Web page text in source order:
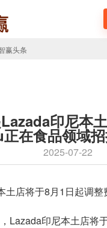
赢头条
印尼本
在食品领域
2025-07-22
土店将于8月1日起调整
Lazada印尼本土店将